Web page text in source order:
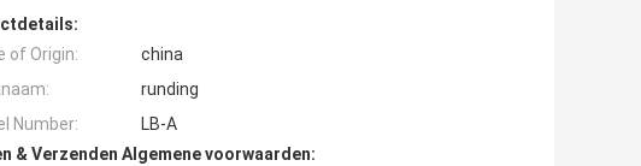
of Origin:
china
runding
Number:
LB-A
& Verzenden Algemene voorwaarden: